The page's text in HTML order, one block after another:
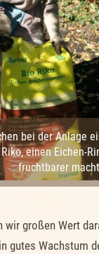
bei der Anlage
einen Eichen-
fruchtbarer
großen Wert
gutes Wachstum